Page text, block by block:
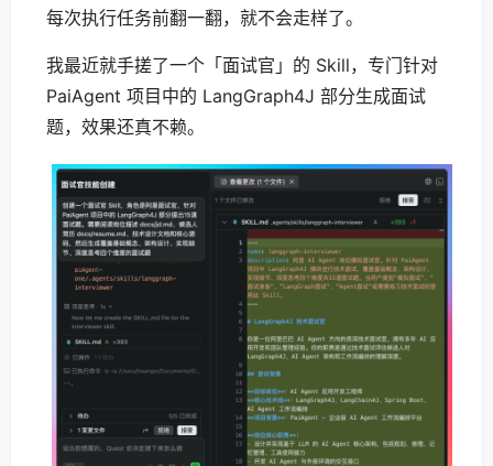
每次执行任务前翻一翻，就不会走样了。
我最近就手搓了一个「面试官」的 Skill，专门针对
PaiAgent 项目中的 LangGraph4J 部分生成面试
题，效果还真不赖。